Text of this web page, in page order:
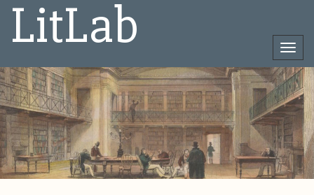
LitLab
Direct
naar
het
inhoud